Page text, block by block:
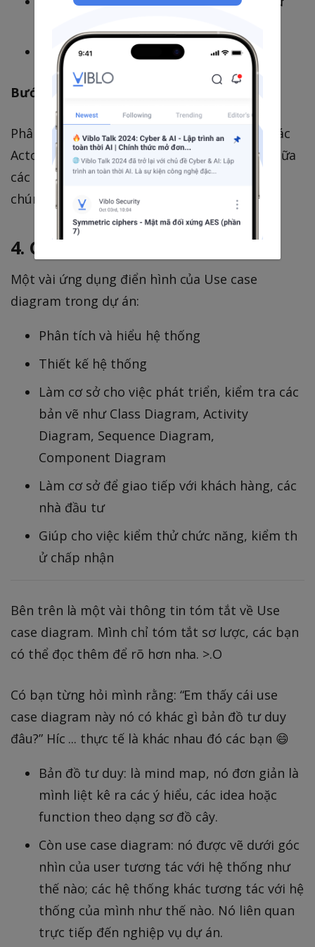
Bước 3: Xác định mối quan hệ
Phân tích và xác định các quan loại hệ giữa các
Actor và Use case; giữa các Actor với nhau; giữa
các Use case với nhau → sau đó nối chúng lại
chúng ta sẽ được bản vẽ Use case.
4. Các ứng dụng trong dự án
Một vài ứng dụng điển hình của Use case
diagram trong dự án:
Phân tích và hiểu hệ thống
Thiết kế hệ thống
Làm cơ sở cho việc phát triển, kiểm tra các
bản vẽ như Class Diagram, Activity
Diagram, Sequence Diagram,
Component Diagram
Làm cơ sở để giao tiếp với khách hàng, các
nhà đầu tư
Giúp cho việc kiểm thử chức năng, kiểm th
ử chấp nhận
Bên trên là một vài thông tin tóm tắt về Use
case diagram. Mình chỉ tóm tắt sơ lược, các bạn
có thể đọc thêm để rõ hơn nha. >.O
Có bạn từng hỏi mình rằng: “Em thấy cái use
case diagram này nó có khác gì bản đồ tư duy
đâu?” Híc ... thực tế là khác nhau đó các bạn 😄
Bản đồ tư duy: là mind map, nó đơn giản là
mình liệt kê ra các ý hiểu, các idea hoặc
function theo dạng sơ đồ cây.
Còn use case diagram: nó được vẽ dưới góc
nhìn của user tương tác với hệ thống như
thế nào; các hệ thống khác tương tác với hệ
thống của mình như thế nào. Nó liên quan
trực tiếp đến nghiệp vụ dự án.